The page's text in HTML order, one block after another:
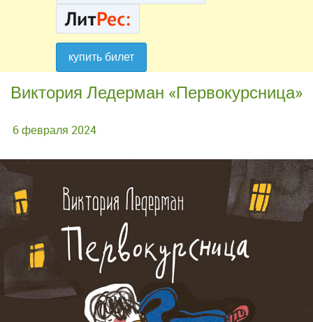
купить билет
купить билет
Виктория Ледерман «Первокурсница»
6 февраля 2024